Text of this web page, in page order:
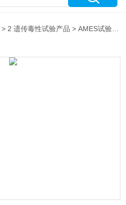
> 2 遗传毒性试验产品 >AMES试验产品